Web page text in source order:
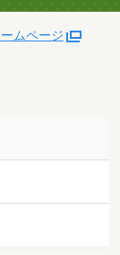
ムページ